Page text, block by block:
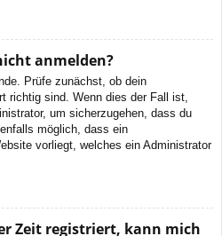
anmelden?
Prüfe zunächst, ob dein
richtig sind. Wenn dies der Fall ist,
um sicherzugehen, dass du
möglich, dass ein
vorliegt, welches ein Administrator
Zeit registriert, kann mich